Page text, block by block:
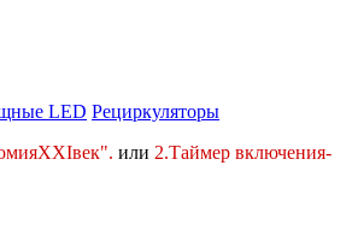
LED Рециркуляторы
или 2.Таймер включения-